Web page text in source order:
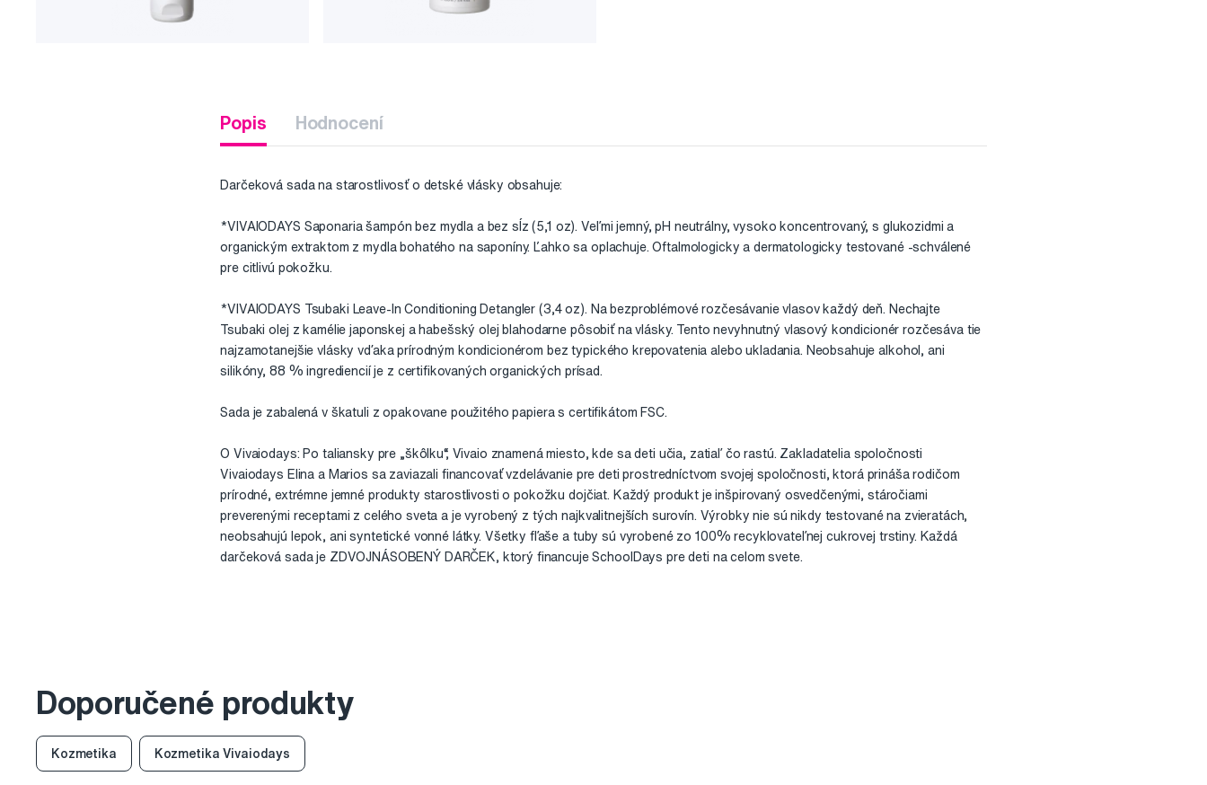
Popis Hodnocení
Darčeková sada na starostlivosť o detské vlásky obsahuje:
*VIVAIODAYS Saponaria šampón bez mydla a bez sĺz (5,1 oz). Veľmi jemný, pH neutrálny, vysoko koncentrovaný, s glukozidmi a
organickým extraktom z mydla bohatého na saponíny. Ľahko sa oplachuje. Oftalmologicky a dermatologicky testované -schválené
pre citlivú pokožku.
*VIVAIODAYS Tsubaki Leave-In Conditioning Detangler (3,4 oz). Na bezproblémové rozčesávanie vlasov každý deň. Nechajte
Tsubaki olej z kamélie japonskej a habešský olej blahodarne pôsobiť na vlásky. Tento nevyhnutný vlasový kondicionér rozčesáva tie
najzamotanejšie vlásky vďaka prírodným kondicionérom bez typického krepovatenia alebo ukladania. Neobsahuje alkohol, ani
silikóny, 88 % ingrediencií je z certifikovaných organických prísad.
Sada je zabalená v škatuli z opakovane použitého papiera s certifikátom FSC.
O Vivaiodays: Po taliansky pre „škôlku“, Vivaio znamená miesto, kde sa deti učia, zatiaľ čo rastú. Zakladatelia spoločnosti
Vivaiodays Elina a Marios sa zaviazali financovať vzdelávanie pre deti prostredníctvom svojej spoločnosti, ktorá prináša rodičom
prírodné, extrémne jemné produkty starostlivosti o pokožku dojčiat. Každý produkt je inšpirovaný osvedčenými, stáročiami
preverenými receptami z celého sveta a je vyrobený z tých najkvalitnejších surovín. Výrobky nie sú nikdy testované na zvieratách,
neobsahujú lepok, ani syntetické vonné látky. Všetky fľaše a tuby sú vyrobené zo 100% recyklovateľnej cukrovej trstiny. Každá
darčeková sada je ZDVOJNÁSOBENÝ DARČEK, ktorý financuje SchoolDays pre deti na celom svete.
Doporučené produkty
Kozmetika Kozmetika Vivaiodays